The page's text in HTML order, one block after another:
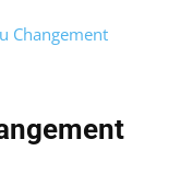
Changement